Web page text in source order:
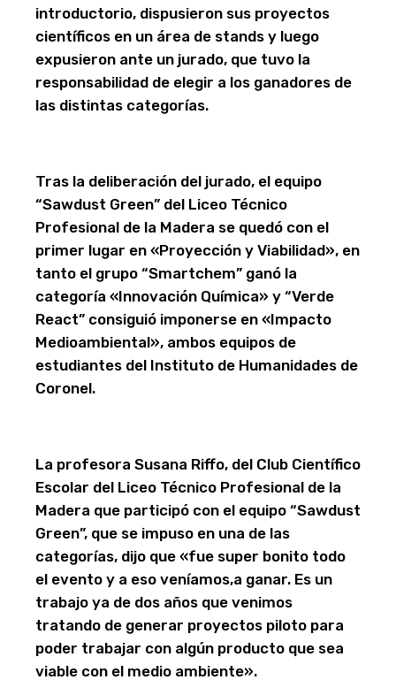
introductorio, dispusieron sus proyectos
científicos en un área de stands y luego
expusieron ante un jurado, que tuvo la
responsabilidad de elegir a los ganadores de
las distintas categorías.
Tras la deliberación del jurado, el equipo
“Sawdust Green” del Liceo Técnico
Profesional de la Madera se quedó con el
primer lugar en «Proyección y Viabilidad», en
tanto el grupo “Smartchem” ganó la
categoría «Innovación Química» y “Verde
React” consiguió imponerse en «Impacto
Medioambiental», ambos equipos de
estudiantes del Instituto de Humanidades de
Coronel.
La profesora Susana Riffo, del Club Científico
Escolar del Liceo Técnico Profesional de la
Madera que participó con el equipo “Sawdust
Green”, que se impuso en una de las
categorías, dijo que «fue super bonito todo
el evento y a eso veníamos,a ganar. Es un
trabajo ya de dos años que venimos
tratando de generar proyectos piloto para
poder trabajar con algún producto que sea
viable con el medio ambiente».